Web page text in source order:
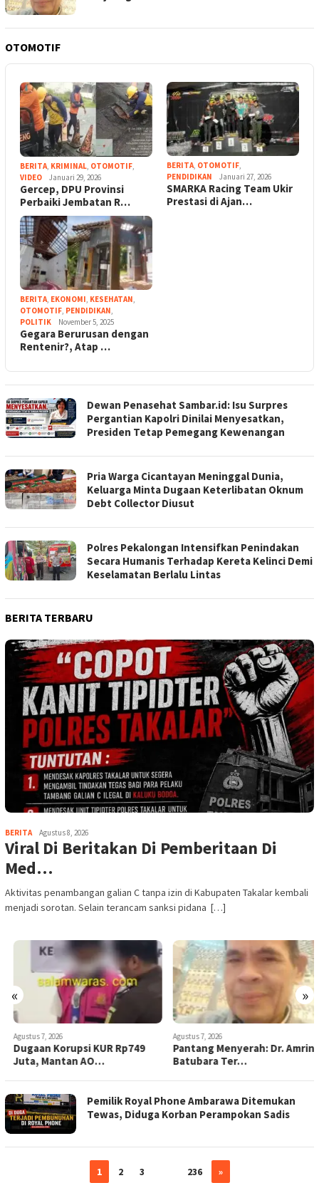
OTOMOTIF
BERITA, KRIMINAL, OTOMOTIF,
VIDEO
Januari 29, 2026
Gercep, DPU Provinsi
Perbaiki Jembatan R…
BERITA, OTOMOTIF,
PENDIDIKAN
Januari 27, 2026
SMARKA Racing Team Ukir
Prestasi di Ajan…
BERITA, EKONOMI, KESEHATAN,
OTOMOTIF, PENDIDIKAN,
POLITIK
November 5, 2025
Gegara Berurusan dengan
Rentenir?, Atap …
Dewan Penasehat Sambar.id: Isu Surpres
Pergantian Kapolri Dinilai Menyesatkan,
Presiden Tetap Pemegang Kewenangan
Pria Warga Cicantayan Meninggal Dunia,
Keluarga Minta Dugaan Keterlibatan Oknum
Debt Collector Diusut
Polres Pekalongan Intensifkan Penindakan
Secara Humanis Terhadap Kereta Kelinci Demi
Keselamatan Berlalu Lintas
BERITA TERBARU
BERITA Agustus 8, 2026
Viral Di Beritakan Di Pemberitaan Di
Med…
Aktivitas penambangan galian C tanpa izin di Kabupaten Takalar kembali
menjadi sorotan. Selain terancam sanksi pidana […]
« »
Agustus 7, 2026
Dugaan Korupsi KUR Rp749
Juta, Mantan AO…
Agustus 7, 2026
Pantang Menyerah: Dr. Amrin
Batubara Ter…
Pemilik Royal Phone Ambarawa Ditemukan
Tewas, Diduga Korban Perampokan Sadis
1 2 3 236 »